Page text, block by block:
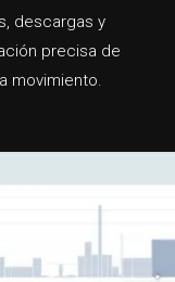
descargas y
precisa de
movimiento.